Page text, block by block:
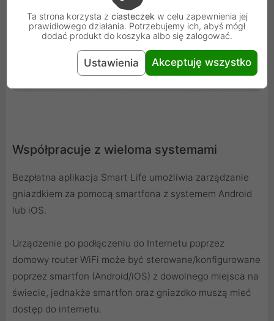
Współpracuje z wieloma systemami
Bezpłatna aplikacja Smart Life umożliwia zarządzanie
gniazdkiem za pomocą smartfona z systemem Android
lub iOS.
Urządzenie po podłączeniu do Internetu poprzez
domowy router WiFi może być sterowane/konfigurowane
poprzez smartfon (Android/iOS) z dowolnego miejsca na
świecie, jednakże smartfon oraz gniazdko muszą mieć
dostęp do internetu.
Ta strona korzysta z ciasteczek w celu zapewnienia jej
prawidłowego działania. Potrzebujemy ich, abyś mógł
dodać produkt do koszyka albo się zalogować.
Ustawienia Akceptuję wszystko